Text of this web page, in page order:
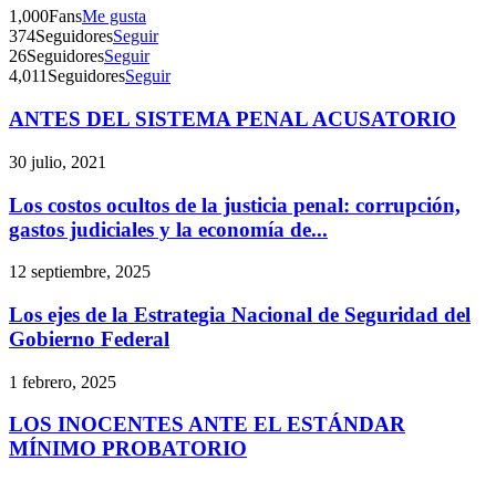
Bluesky
1,000FansMe gusta
374SeguidoresSeguir
26SeguidoresSeguir
4,011 SeguidoresSeguir
ANTES DEL SISTEMA PENAL ACUSATORIO
30 julio, 2021
Los costos ocultos de la justicia penal: corrupción,
gastos judiciales y la economía de...
12 septiembre, 2025
Los ejes de la Estrategia Nacional de Seguridad del
Gobierno Federal
1 febrero, 2025
LOS INOCENTES ANTE EL ESTÁNDAR
MÍNIMO PROBATORIO